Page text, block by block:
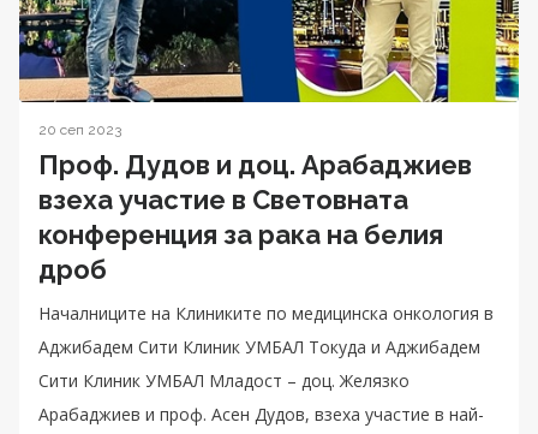
20 сеп 2023
Проф. Дудов и доц. Арабаджиев
взеха участие в Световната
конференция за рака на белия
дроб
Началниците на Клиниките по медицинска онкология в
Аджибадем Сити Клиник УМБАЛ Токуда и Аджибадем
Сити Клиник УМБАЛ Младост – доц. Желязко
Арабаджиев и проф. Асен Дудов, взеха участие в най-